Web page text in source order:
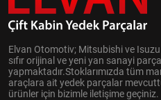
Elvan Otomotiv; Mitsubishi ve
sıfır orijinal ve yeni yan sanayi parça
yapmaktadır.Stoklarımızda tüm
araçlara ait yedek parçalar
ürünler için bizimle iletişime geçiniz.